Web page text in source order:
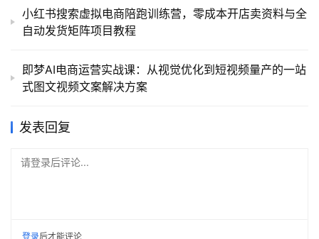
小红书搜索虚拟电商陪跑训练营，零成本开店卖资料与全
自动发货矩阵项目教程
即梦AI电商运营实战课：从视觉优化到短视频量产的一站
式图文视频文案解决方案
发表回复
请登录后评论...
登录后才能评论